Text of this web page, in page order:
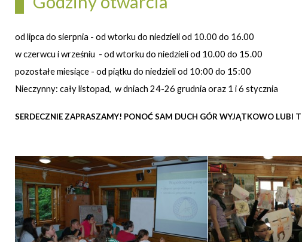
od lipca do sierpnia - od wtorku do niedzieli od 10.00 do 16.00
w czerwcu i wrześniu - od wtorku do niedzieli od 10.00 do 15.00
pozostałe miesiące - od piątku do niedzieli od 10:00 do 15:00
Nieczynny: cały listopad, w dniach 24-26 grudnia oraz 1 i 6 stycznia
SERDECZNIE ZAPRASZAMY! PONOĆ SAM DUCH GÓR WYJĄTKOWO LUBI